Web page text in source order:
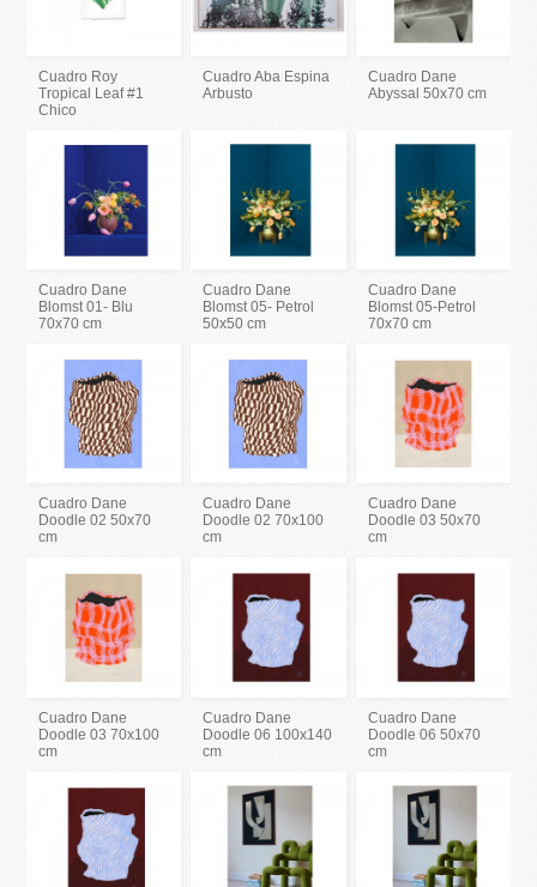
Cuadro Roy
Tropical Leaf #1
Chico
Cuadro Aba Espina
Arbusto
Cuadro Dane
Abyssal 50x70 cm
Cuadro Dane
Blomst 01- Blu
70x70 cm
Cuadro Dane
Blomst 05- Petrol
50x50 cm
Cuadro Dane
Blomst 05-Petrol
70x70 cm
Cuadro Dane
Doodle 02 50x70
cm
Cuadro Dane
Doodle 02 70x100
cm
Cuadro Dane
Doodle 03 50x70
cm
Cuadro Dane
Doodle 03 70x100
cm
Cuadro Dane
Doodle 06 100x140
cm
Cuadro Dane
Doodle 06 50x70
cm